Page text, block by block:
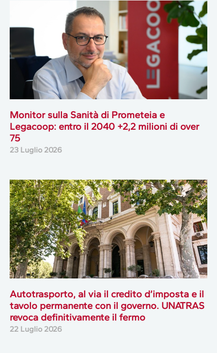
Monitor sulla Sanità di Prometeia e
Legacoop: entro il 2040 +2,2 milioni di over
75
23 Luglio 2026
Autotrasporto, al via il credito d’imposta e il
tavolo permanente con il governo. UNATRAS
revoca definitivamente il fermo
22 Luglio 2026